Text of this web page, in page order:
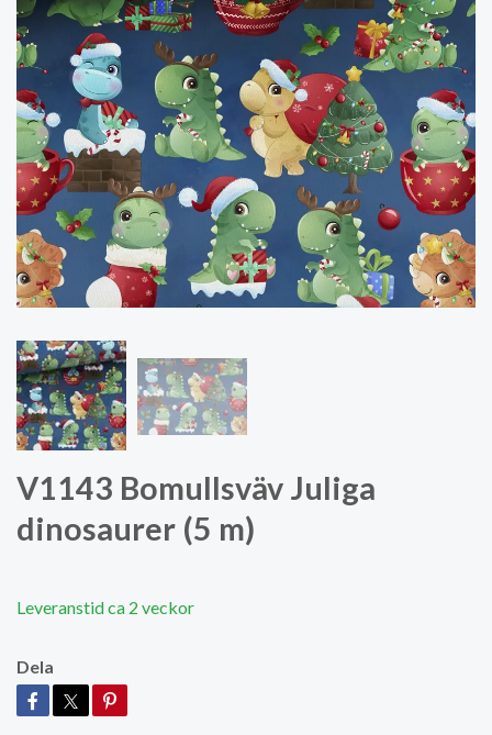
V1143 Bomullsväv Juliga
dinosaurer (5 m)
Leveranstid ca 2 veckor
Dela